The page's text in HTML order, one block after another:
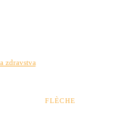
zdravstva
FLÈCHE